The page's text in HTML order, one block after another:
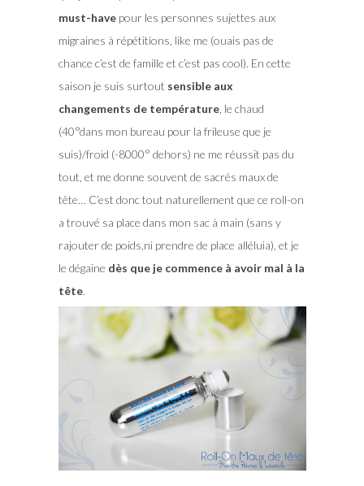
must-havepour les personnes sujettes aux
migraines à répétitions, like me (ouais pas de
chance c’est de famille et c’est pas cool). En cette
saison je suis surtout sensible aux
changements de température, le chaud
(40°dans mon bureau pour la frileuse que je
suis)/froid (-8000° dehors) ne me réussit pas du
tout, et me donne souvent de sacrés maux de
tête… C’est donc tout naturellement que ce roll-on
a trouvé sa place dans mon sac à main (sans y
rajouter de poids,ni prendre de place alléluia), et je
le dégaine dès que je commence à avoir mal à la
tête.